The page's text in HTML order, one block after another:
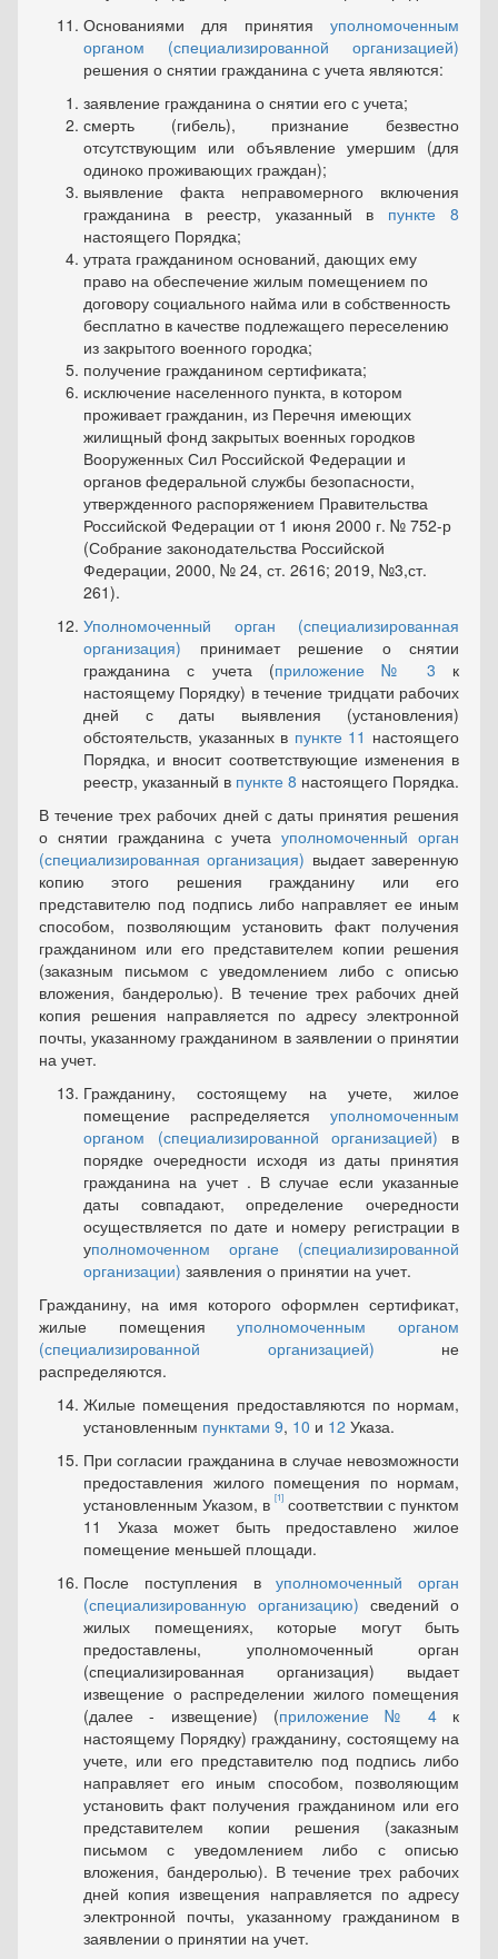
Основаниями для принятия уполномоченным
органом (специализированной организацией)
решения о снятии гражданина с учета являются:
заявление гражданина о снятии его с учета;
смерть (гибель), признание безвестно
отсутствующим или объявление умершим (для
одиноко проживающих граждан);
выявление факта неправомерного включения
гражданина в реестр, указанный в пункте 8
настоящего Порядка;
утрата гражданином оснований, дающих ему
право на обес­печение жилым помещением по
договору социального найма или в собственность
бесплатно в качестве подлежащего переселению
из закрытого военного городка;
получение гражданином сертификата;
исключение населенного пункта, в котором
проживает граж­данин, из Перечня имеющих
жилищный фонд закрытых военных го­родков
Вооруженных Сил Российской Федерации и
органов феде­ральной службы безопасности,
утвержденного распоряжением Правительства
Российской Федерации от 1 июня 2000 г. № 752-р
(Собрание законодательства Российской
Федерации, 2000, № 24, ст. 2616; 2019, №3,ст.
261).
Уполномоченный орган (специализированная
организация) принимает решение о снятии
гражданина с учета (приложение № 3 к
настоящему Порядку) в течение тридцати рабочих
дней с даты выявления (установления)
обстоятельств, указанных в пункте 11 настоящего
Порядка, и вносит соответствующие изменения в
реестр, указанный в пункте 8 настоящего Порядка.
В течение трех рабочих дней с даты принятия решения
о сня­тии гражданина с учетауполномоченный орган
(специализирован­ная организация) выдает заверенную
копию этого решения гражда­нину или его
представителю под подпись либо направляет ее иным
способом, позволяющим установить факт получения
гражданином или его представителем копии решения
(заказным письмом с уве­домлением либо с описью
вложения, бандеролью). В течение трех рабочих дней
копия решения направляется по адресу электронной
почты, указанному гражданином в заявлении о принятии
на учет.
Гражданину, состоящему на учете, жилое
помещение рас­пределяется уполномоченным
органом (специализированной орга­низацией) в
порядке очередности исходя из даты принятия
гражданина на учет . В случае если указанные
даты совпадают, определе­ние очередности
осуществляется по дате и номеру регистрации в
уполномоченном органе (специализированной
организации) заявле­ния о принятии на учет.
Гражданину, на имя которого оформлен сертификат,
жилые помещенияуполномоченным органом
(специализированной органи­зацией) не
распределяются.
Жилые помещения предоставляются по нормам,
установ­ленным пунктами 9, 10 и 12 Указа.
При согласии гражданина в случае невозможности
предо­ставления жилого помещения по нормам,
установленным Указом, в [1] соответствии с пунктом
11 Указа может быть предоставлено жилое
помещение меньшей площади.
После поступления вуполномоченный орган
(специализи­рованную организацию) сведений о
жилых помещениях, которые могут быть
предоставлены, уполномоченный орган
(специализиро­ванная организация) выдает
извещение о распределении жилого по­мещения
(далее - извещение) (приложение № 4к
настоящему По­рядку) гражданину, состоящему на
учете, или его представителю под подпись либо
направляет его иным способом, позволяющим
установить факт получения гражданином или его
представителем копии решения (заказным
письмом с уведомлением либо с описью
вложения, бандеролью). В течение трех рабочих
дней копия извеще­ния направляется по адресу
электронной почты, указанному гражда­нином в
заявлении о принятии на учет.